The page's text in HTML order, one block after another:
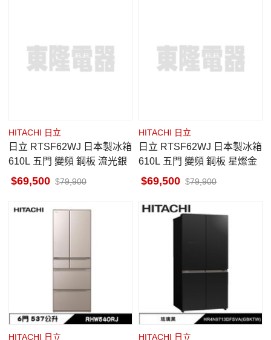
HITACHI 日立
日立 RTSF62WJ 日本製冰箱
610L 五門 變頻 鋼板 流光銀
69,500 79,900
HITACHI 日立
日立 RTSF62WJ 日本製冰箱
610L 五門 變頻 鋼板 星燦金
69,500 79,900
HITACHI 日立 HITACHI 日立